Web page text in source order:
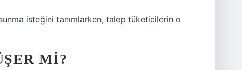
isteğini tanımlarken, talep tüketicilerin o
MI?